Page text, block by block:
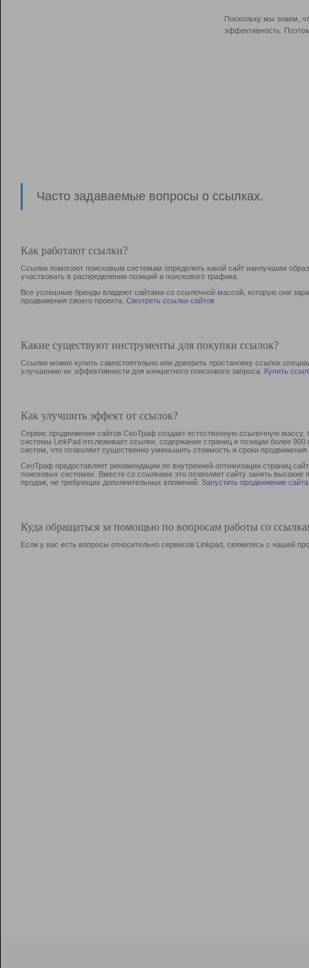
Поскольку мы знаем,
эффективность.
Часто задаваемые вопросы о ссылках.
Как работают ссылки?
Ссылки помогают поисковым системам определить какой сайт наилучшим
участвовать в раcпределении позиций и поискового трафика.
Все успешные бренды владеют сайтами со ссылочной массой, которую они
продвижения своего проекта. Смотреть ссылки сайтов
Какие существуют инструменты для покупки ссылок?
Ссылки можно купить самостоятельно или доверить простановку ссылок
улучшению их эффективности для конкретного поискового запроса. Купить
Как улучшить эффект от ссылок?
Сервис продвижения сайтов СеоТраф создает естественную ссылочную
системы LinkPad отслеживает ссылки, содержание страниц и позиции более
систем, что позволяет существенно уменьшить стоимость и сроки продвижения.
СеоТраф предоставляет рекомендации по внутренней оптимизации страниц
поисковых системах. Вместе со ссылками это позволяет сайту занять
продаж, не требующих дополнительных вложений. Запустить продвижение сайта
Куда обращаться за помощью по вопросам работы со
Если у вас есть вопросы относительно сервисов Linkpad, свяжитесь с нашей